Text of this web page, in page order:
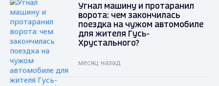
Угнал машину и протаранил
ворота: чем закончилась
поездка на чужом автомобиле
для жителя Гусь-
Хрустального?
месяц назад